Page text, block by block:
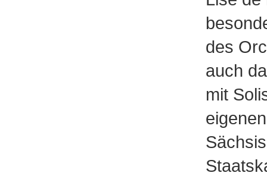
des
auch
mit